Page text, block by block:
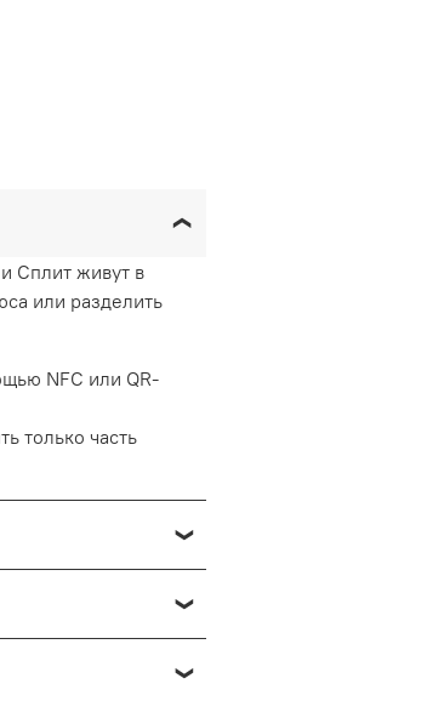
Сплит живут в
или разделить
NFC или QR-
только часть
кешбэка.
без